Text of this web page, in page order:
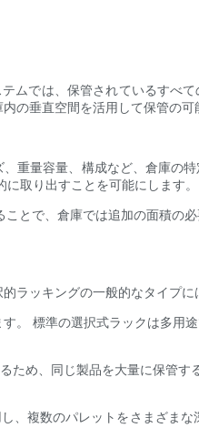
ムでは、保管されているすべ
の垂直空間を活用して保管の可
重量容量、構成など、倉庫の
取り出すことを可能にします。
とで、倉庫では追加の面積の
ラッキングの一般的なタイプに
。 標準の選択式ラックは多用
め、同じ製品を大量に保管す
、複数のパレットをさまざま